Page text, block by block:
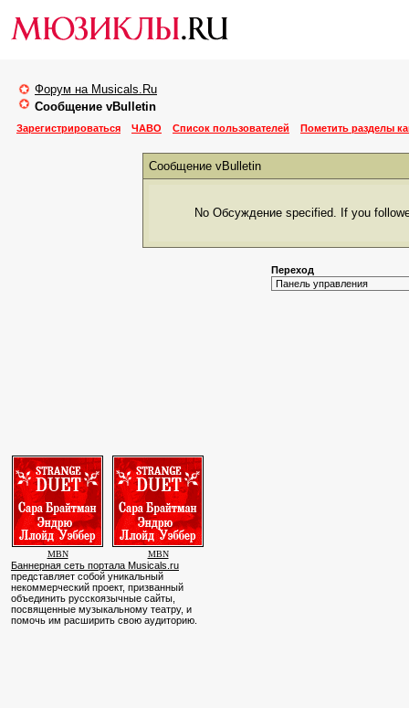
Форум на Musicals.Ru
Сообщение vBulletin
Зарегистрироваться ЧАВО Список пользователей Пометить разделы
Сообщение vBulletin
No Обсуждение specified. If you
Переход
MBN MBN
Баннерная сеть портала Musicals.ru
представляет собой уникальный
некоммерческий проект, призванный
объединить русскоязычные сайты,
посвященные музыкальному театру, и
помочь им расширить свою аудиторию.